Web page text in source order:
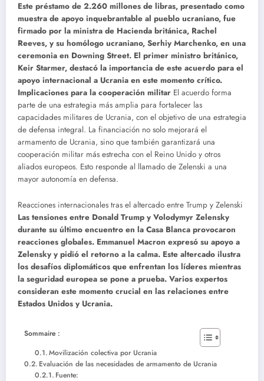
Este préstamo de 2.260 millones de libras, presentado como
muestra de apoyo inquebrantable al pueblo ucraniano, fue
firmado por la ministra de Hacienda británica, Rachel
Reeves, y su homólogo ucraniano, Serhiy Marchenko, en una
ceremonia en Downing Street. El primer ministro británico,
Keir Starmer, destacó la importancia de este acuerdo para el
apoyo internacional a Ucrania en este momento crítico.
Implicaciones para la cooperación militar El acuerdo forma
parte de una estrategia más amplia para fortalecer las
capacidades militares de Ucrania, con el objetivo de una estrategia
de defensa integral. La financiación no solo mejorará el
armamento de Ucrania, sino que también garantizará una
cooperación militar más estrecha con el Reino Unido y otros
aliados europeos. Esto responde al llamado de Zelenski a una
mayor autonomía en defensa.
Reacciones internacionales tras el altercado entre Trump y Zelenski
Las tensiones entre Donald Trump y Volodymyr Zelensky
durante su último encuentro en la Casa Blanca provocaron
reacciones globales. Emmanuel Macron expresó su apoyo a
Zelensky y pidió el retorno a la calma. Este altercado ilustra
los desafíos diplomáticos que enfrentan los líderes mientras
la seguridad europea se pone a prueba. Varios expertos
consideran este momento crucial en las relaciones entre
Estados Unidos y Ucrania.
Sommaire :
Movilización colectiva por Ucrania
Evaluación de las necesidades de armamento de Ucrania
Fuente: